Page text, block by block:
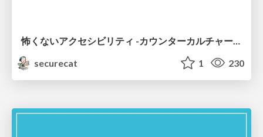
securecat
1 230